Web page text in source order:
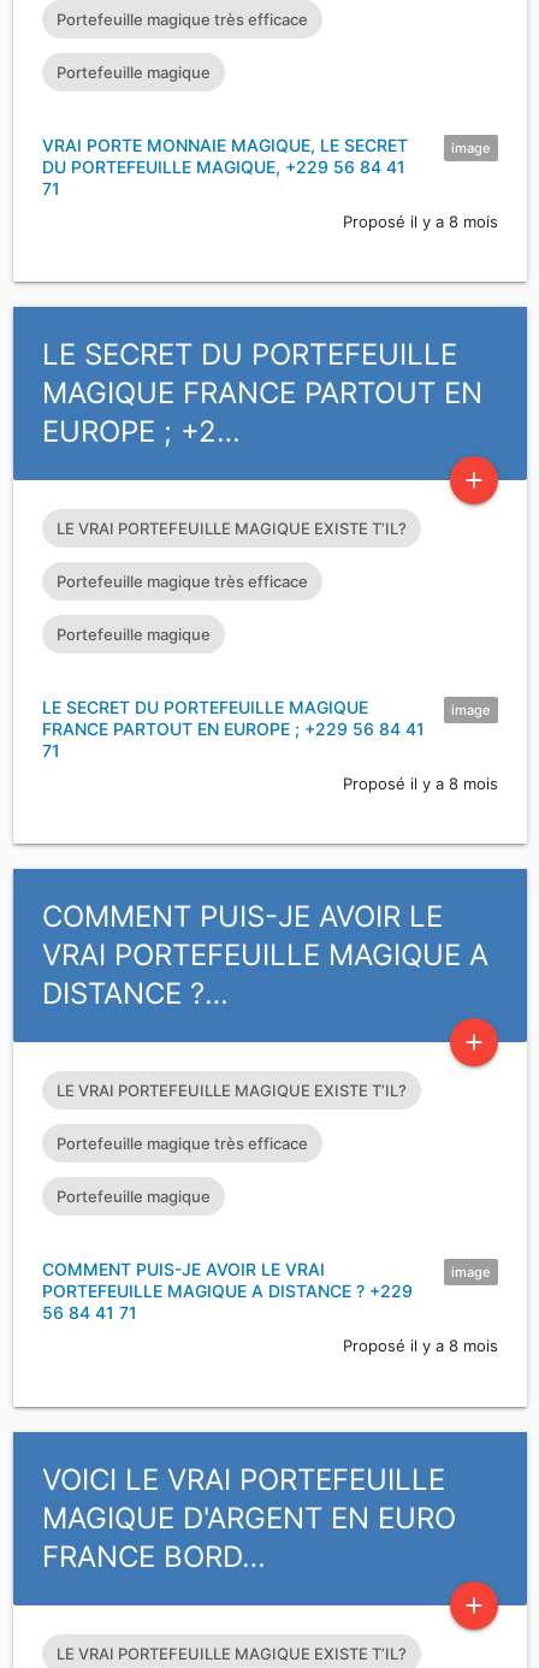
Portefeuille magique très efficace
Portefeuille magique
image
VRAI PORTE MONNAIE MAGIQUE, LE SECRET
DU PORTEFEUILLE MAGIQUE, +229 56 84 41
71
Proposé il y a 8 mois
LE SECRET DU PORTEFEUILLE
MAGIQUE FRANCE PARTOUT EN
EUROPE ; +2…
add
LE VRAI PORTEFEUILLE MAGIQUE EXISTE T’IL?
Portefeuille magique très efficace
Portefeuille magique
image
LE SECRET DU PORTEFEUILLE MAGIQUE
FRANCE PARTOUT EN EUROPE ; +229 56 84 41
71
Proposé il y a 8 mois
COMMENT PUIS-JE AVOIR LE
VRAI PORTEFEUILLE MAGIQUE A
DISTANCE ?…
add
LE VRAI PORTEFEUILLE MAGIQUE EXISTE T’IL?
Portefeuille magique très efficace
Portefeuille magique
image
COMMENT PUIS-JE AVOIR LE VRAI
PORTEFEUILLE MAGIQUE A DISTANCE ? +229
56 84 41 71
Proposé il y a 8 mois
VOICI LE VRAI PORTEFEUILLE
MAGIQUE D'ARGENT EN EURO
FRANCE BORD…
add
LE VRAI PORTEFEUILLE MAGIQUE EXISTE T’IL?